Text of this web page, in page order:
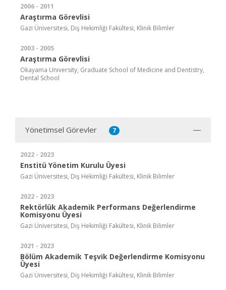
2006 - 2011
Araştırma Görevlisi
Gazi Üniversitesi, Diş Hekimliği Fakültesi, Klinik Bilimler
2003 - 2005
Araştırma Görevlisi
Okayama University, Graduate School of Medicine and Dentistry,
Dental School
Yönetimsel Görevler 7
2022 - 2023
Enstitü Yönetim Kurulu Üyesi
Gazi Üniversitesi, Diş Hekimliği Fakültesi, Klinik Bilimler
2022 - 2023
Rektörlük Akademik Performans Değerlendirme
Komisyonu Üyesi
Gazi Üniversitesi, Diş Hekimliği Fakültesi, Klinik Bilimler
2021 - 2023
Bölüm Akademik Teşvik Değerlendirme Komisyonu
Üyesi
Gazi Üniversitesi, Diş Hekimliği Fakültesi, Klinik Bilimler